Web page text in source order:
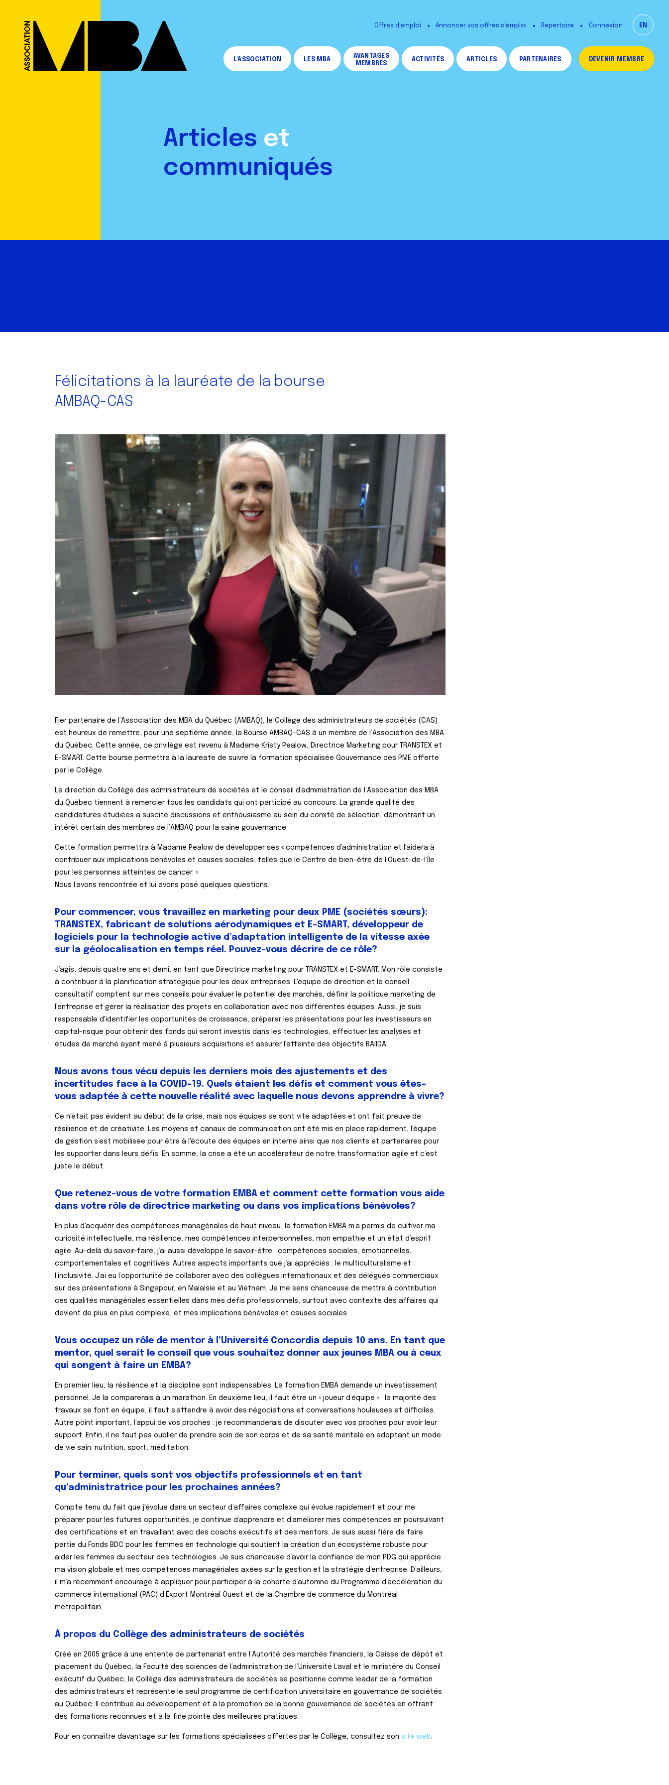
Offres d’emploi Annoncer vos offres d’emploi Répertoire Connexion EN
L'ASSOCIATION LES MBA
AVANTAGES
MEMBRES
ACTIVITÉS ARTICLES PARTENAIRES DEVENIR MEMBRE
Articles et
communiqués
Félicitations à la lauréate de la bourse
AMBAQ-CAS
Fier partenaire de l’Association des MBA du Québec (AMBAQ), le Collège des administrateurs de sociétés (CAS)
est heureux de remettre, pour une septième année, la Bourse AMBAQ-CAS à un membre de l’Association des MBA
du Québec. Cette année, ce privilège est revenu à Madame Kristy Pealow, Directrice Marketing pour TRANSTEX et
E-SMART. Cette bourse permettra à la lauréate de suivre la formation spécialisée Gouvernance des PME offerte
par le Collège.
La direction du Collège des administrateurs de sociétés et le conseil d’administration de l’Association des MBA
du Québec tiennent à remercier tous les candidats qui ont participé au concours. La grande qualité des
candidatures étudiées a suscité discussions et enthousiasme au sein du comité de sélection, démontrant un
intérêt certain des membres de l’AMBAQ pour la saine gouvernance.
Cette formation permettra à Madame Pealow de développer ses « compétences d’administration et l'aidera à
contribuer aux implications bénévoles et causes sociales, telles que le Centre de bien-être de l’Ouest-de-l’Île
pour les personnes atteintes de cancer. »
Nous l’avons rencontrée et lui avons posé quelques questions.
Pour commencer, vous travaillez en marketing pour deux PME (sociétés sœurs):
TRANSTEX, fabricant de solutions aérodynamiques et E-SMART, développeur de
logiciels pour la technologie active d’adaptation intelligente de la vitesse axée
sur la géolocalisation en temps réel. Pouvez-vous décrire de ce rôle?
J’agis, depuis quatre ans et demi, en tant que Directrice marketing pour TRANSTEX et E-SMART. Mon rôle consiste
à contribuer à la planification stratégique pour les deux entreprises. L'équipe de direction et le conseil
consultatif comptent sur mes conseils pour évaluer le potentiel des marchés, définir la politique marketing de
l'entreprise et gérer la réalisation des projets en collaboration avec nos différentes équipes. Aussi, je suis
responsable d'identifier les opportunités de croissance, préparer les présentations pour les investisseurs en
capital-risque pour obtenir des fonds qui seront investis dans les technologies, effectuer les analyses et
études de marché ayant mené à plusieurs acquisitions et assurer l'atteinte des objectifs BAIIDA.
Nous avons tous vécu depuis les derniers mois des ajustements et des
incertitudes face à la COVID-19. Quels étaient les défis et comment vous êtes-
vous adaptée à cette nouvelle réalité avec laquelle nous devons apprendre à vivre?
Ce n'était pas évident au début de la crise, mais nos équipes se sont vite adaptées et ont fait preuve de
résilience et de créativité. Les moyens et canaux de communication ont été mis en place rapidement, l'équipe
de gestion s’est mobilisée pour être à l'écoute des équipes en interne ainsi que nos clients et partenaires pour
les supporter dans leurs défis. En somme, la crise a été un accélérateur de notre transformation agile et c’est
juste le début.
Que retenez-vous de votre formation EMBA et comment cette formation vous aide
dans votre rôle de directrice marketing ou dans vos implications bénévoles?
En plus d'acquérir des compétences managériales de haut niveau, la formation EMBA m’a permis de cultiver ma
curiosité intellectuelle, ma résilience, mes compétences interpersonnelles, mon empathie et un état d’esprit
agile. Au-delà du savoir-faire, j’ai aussi développé le savoir-être : compétences sociales, émotionnelles,
comportementales et cognitives. Autres aspects importants que j’ai appréciés : le multiculturalisme et
l’inclusivité. J’ai eu l’opportunité de collaborer avec des collègues internationaux et des délégués commerciaux
sur des présentations à Singapour, en Malaisie et au Vietnam. Je me sens chanceuse de mettre à contribution
ces qualités managériales essentielles dans mes défis professionnels, surtout avec contexte des affaires qui
devient de plus en plus complexe, et mes implications bénévoles et causes sociales.
Vous occupez un rôle de mentor à l’Université Concordia depuis 10 ans. En tant que
mentor, quel serait le conseil que vous souhaitez donner aux jeunes MBA ou à ceux
qui songent à faire un EMBA?
En premier lieu, la résilience et la discipline sont indispensables. La formation EMBA demande un investissement
personnel. Je la comparerais à un marathon. En deuxième lieu, il faut être un « joueur d’équipe » : la majorité des
travaux se font en équipe, il faut s’attendre à avoir des négociations et conversations houleuses et difficiles.
Autre point important, l’appui de vos proches : je recommanderais de discuter avec vos proches pour avoir leur
support. Enfin, il ne faut pas oublier de prendre soin de son corps et de sa santé mentale en adoptant un mode
de vie sain: nutrition, sport, méditation.
Pour terminer, quels sont vos objectifs professionnels et en tant
qu’administratrice pour les prochaines années?
Compte tenu du fait que j'évolue dans un secteur d’affaires complexe qui évolue rapidement et pour me
préparer pour les futures opportunités, je continue d’apprendre et d’améliorer mes compétences en poursuivant
des certifications et en travaillant avec des coachs exécutifs et des mentors. Je suis aussi fière de faire
partie du Fonds BDC pour les femmes en technologie qui soutient la création d’un écosystème robuste pour
aider les femmes du secteur des technologies. Je suis chanceuse d’avoir la confiance de mon PDG qui apprécie
ma vision globale et mes compétences managériales axées sur la gestion et la stratégie d’entreprise. D’ailleurs,
il m’a récemment encouragé à appliquer pour participer à la cohorte d’automne du Programme d’accélération du
commerce international (PAC) d’Export Montréal Ouest et de la Chambre de commerce du Montréal
métropolitain.
À propos du Collège des administrateurs de sociétés
Créé en 2005 grâce à une entente de partenariat entre l’Autorité des marchés financiers, la Caisse de dépôt et
placement du Québec, la Faculté des sciences de l’administration de l’Université Laval et le ministère du Conseil
exécutif du Québec, le Collège des administrateurs de sociétés se positionne comme leader de la formation
des administrateurs et représente le seul programme de certification universitaire en gouvernance de sociétés
au Québec. Il contribue au développement et à la promotion de la bonne gouvernance de sociétés en offrant
des formations reconnues et à la fine pointe des meilleures pratiques.
Pour en connaître davantage sur les formations spécialisées offertes par le Collège, consultez son site web.